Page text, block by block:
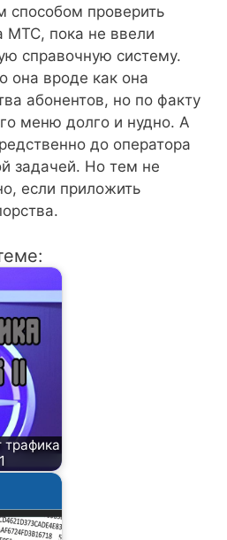
способом проверить
МТС, пока не ввели
справочную систему.
она вроде как она
абонентов, но по факту
меню долго и нудно. А
до оператора
задачей. Но тем не
если приложить
трафика